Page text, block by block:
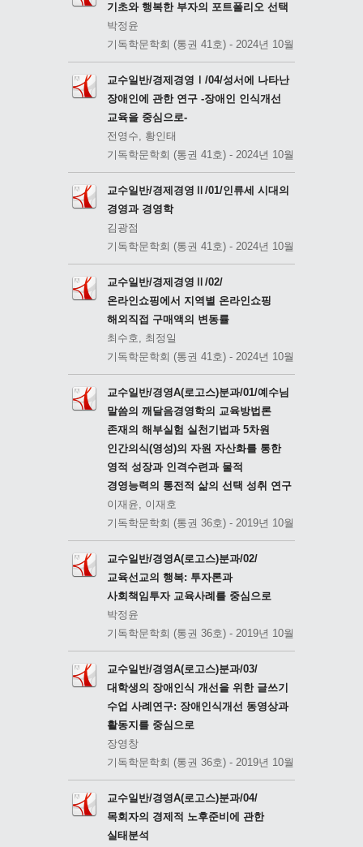
기초와 행복한 부자의 포트폴리오 선택
박정윤
기독학문학회 (통권 41호) - 2024년 10월
교수일반/경제경영Ⅰ/04/성서에 나타난
장애인에 관한 연구 -장애인 인식개선
교육을 중심으로-
전영수, 황인태
기독학문학회 (통권 41호) - 2024년 10월
교수일반/경제경영Ⅱ/01/인류세 시대의
경영과 경영학
김광점
기독학문학회 (통권 41호) - 2024년 10월
교수일반/경제경영Ⅱ/02/
온라인쇼핑에서 지역별 온라인쇼핑
해외직접 구매액의 변동률
최수호, 최정일
기독학문학회 (통권 41호) - 2024년 10월
교수일반/경영A(로고스)분과/01/예수님
말씀의 깨달음경영학의 교육방법론
존재의 해부실험 실천기법과 5차원
인간의식(영성)의 자원 자산화를 통한
영적 성장과 인격수련과 물적
경영능력의 통전적 삶의 선택 성취 연구
이재윤, 이재호
기독학문학회 (통권 36호) - 2019년 10월
교수일반/경영A(로고스)분과/02/
교육선교의 행복: 투자론과
사회책임투자 교육사례를 중심으로
박정윤
기독학문학회 (통권 36호) - 2019년 10월
교수일반/경영A(로고스)분과/03/
대학생의 장애인식 개선을 위한 글쓰기
수업 사례연구: 장애인식개선 동영상과
활동지를 중심으로
장영창
기독학문학회 (통권 36호) - 2019년 10월
교수일반/경영A(로고스)분과/04/
목회자의 경제적 노후준비에 관한
실태분석